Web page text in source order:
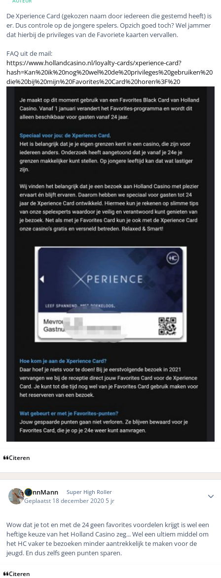
De Xperience Card (gekozen naam door iedereen die gestemd heeft) is
er. Dus controle op de jongere spelers. Opzich goed toch? Wel jammer
dat hierbij de privileges van de Favoriete kaarten vervallen.
FAQ uit de mail:
https://www.hollandcasino.nl/loyalty-cards/xperience-card?
hash=Kan%20ik%20nog%20wel%20de%20privileges%20gebruiken%20
die%20bij%20mijn%20Favorites%20Card%20horen%3F%20
Citeren
DennMann Super High Roller
Geplaatst 18 december 2020 5 jr
Wow dat je tot en met de 24 geen favorites voordelen krijgt is wel een
heftige keuze van het Holland Casino zeg... Wel een ultiem middel om
het HC vaker te bezoeken minder aantrekkelijk te maken voor de
jeugd. En dus zelfs geen punten sparen.
Citeren